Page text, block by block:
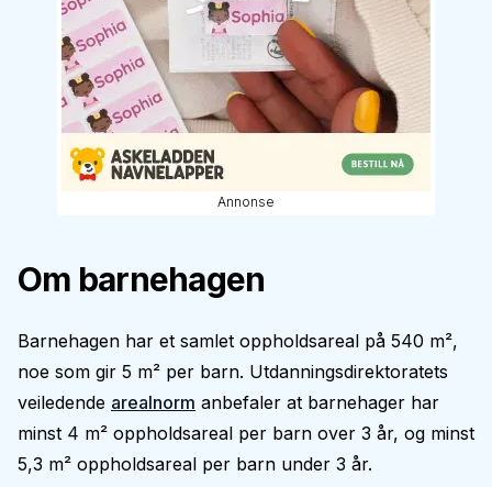
Annonse
Om barnehagen
Barnehagen har et samlet oppholdsareal på 540 m²,
noe som gir 5 m² per barn. Utdanningsdirektoratets
veiledende arealnorm anbefaler at barnehager har
minst 4 m² oppholdsareal per barn over 3 år, og minst
5,3 m² oppholdsareal per barn under 3 år.